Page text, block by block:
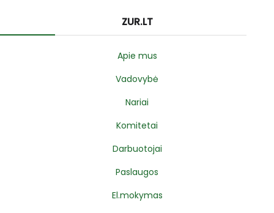
ZUR.LT
Apie mus
Vadovybė
Nariai
Komitetai
Darbuotojai
Paslaugos
El.mokymas